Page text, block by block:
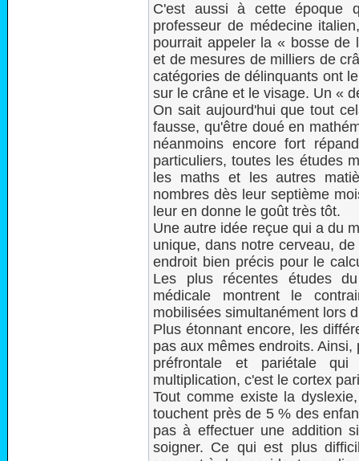
C'est aussi à cette époque
professeur de médecine
pourrait appeler la « bosse de
et de mesures de milliers de
catégories de délinquants ont
sur le crâne et le visage. Un «
On sait aujourd'hui que tout
fausse, qu'être doué en
néanmoins encore fort
particuliers, toutes les études
les maths et les autres
nombres dès leur septième
leur en donne le goût très tôt.
Une autre idée reçue qui a du
unique, dans notre cerveau,
endroit bien précis pour le
Les plus récentes études
médicale montrent le
mobilisées simultanément lors
Plus étonnant encore, les
pas aux mêmes endroits.
préfrontale et pariétale
multiplication, c'est le cortex
Tout comme existe la
touchent près de 5 % des
pas à effectuer une addition
soigner. Ce qui est plus